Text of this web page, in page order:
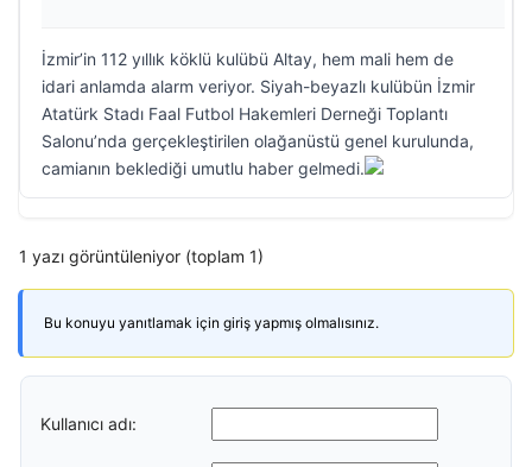
İzmir’in 112 yıllık köklü kulübü Altay, hem mali hem de
idari anlamda alarm veriyor. Siyah-beyazlı kulübün İzmir
Atatürk Stadı Faal Futbol Hakemleri Derneği Toplantı
Salonu’nda gerçekleştirilen olağanüstü genel kurulunda,
camianın beklediği umutlu haber gelmedi.
1 yazı görüntüleniyor (toplam 1)
Bu konuyu yanıtlamak için giriş yapmış olmalısınız.
Kullanıcı adı: